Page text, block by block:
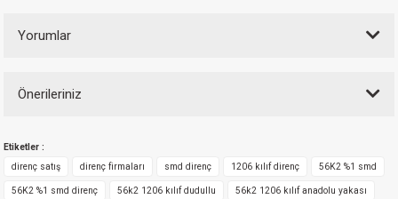
Yorumlar
Önerileriniz
yetersiz gördüğünüz noktaları öneri formunu kullanarak tarafımıza
iletebilirsiniz.
Etiketler :
direnç satış
direnç firmaları smd direnç 1206 kılıf direnç 56K2 %1 smd
56K2 %1 smd direnç 56k2 1206 kılıf dudullu 56k2 1206 kılıf anadolu yakası